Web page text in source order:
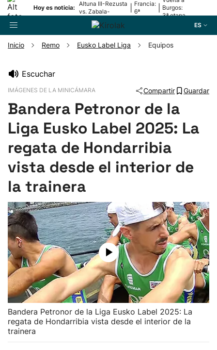
Hoy es noticia:
Altuna III-Rezusta
vs. Zabala-
Zabaleta
Francia:
6ª
Burgos:
3ª etapa
ES
Pelota
Remo
Ciclismo
Herri-kirolak
Balonmano
Kirolak 360
Atletismo
Carreras de montaña
Inicio Remo Eusko Label Liga Equipos
Escuchar
IMÁGENES DE LA MINICÁMARA Compartir Guardar
Bandera Petronor de la
Liga Eusko Label 2025: La
regata de Hondarribia
vista desde el interior de
la trainera
Bandera Petronor de la Liga Eusko Label 2025: La
regata de Hondarribia vista desde el interior de la
trainera